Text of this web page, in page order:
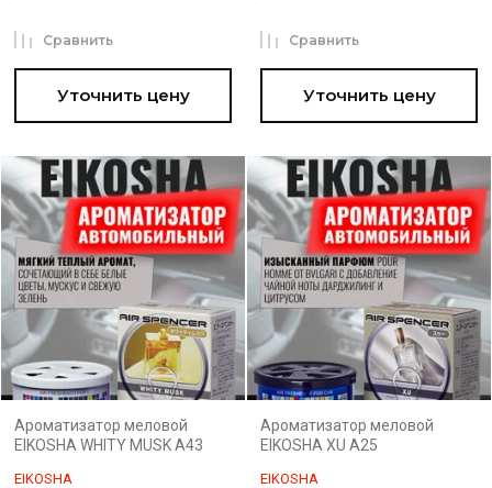
Уточнить цену
Сравнить
Уточнить цену
Сравнить
Ароматизатор меловой
EIKOSHA WHITY MUSK A43
EIKOSHA
Ароматизатор меловой
EIKOSHA XU A25
EIKOSHA